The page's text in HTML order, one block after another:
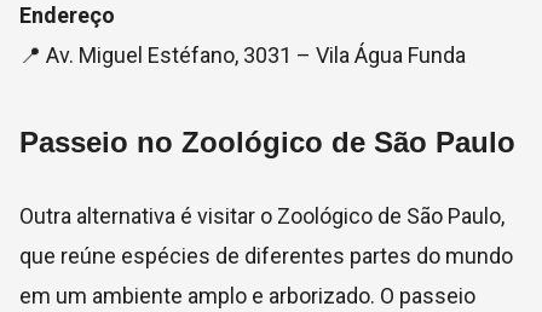
Endereço
📍 Av. Miguel Estéfano, 3031 – Vila Água Funda
Passeio no Zoológico de São Paulo
Outra alternativa é visitar o Zoológico de São Paulo,
que reúne espécies de diferentes partes do mundo
em um ambiente amplo e arborizado. O passeio